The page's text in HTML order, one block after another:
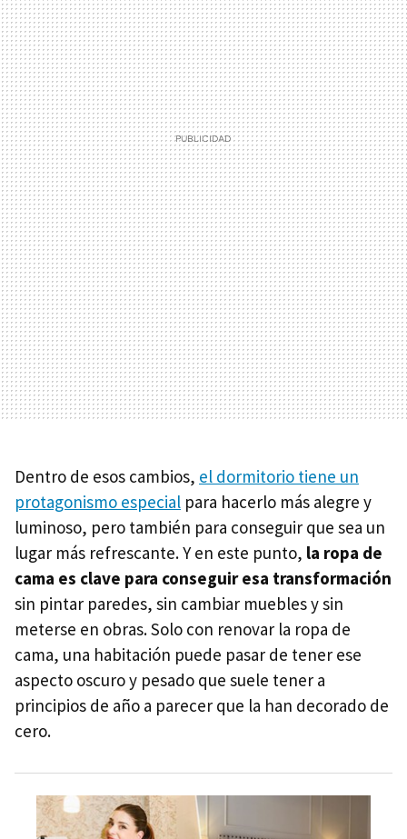
Dentro de esos cambios, el dormitorio tiene un
protagonismo especial para hacerlo más alegre y
luminoso, pero también para conseguir que sea un
lugar más refrescante. Y en este punto, la ropa de
cama es clave para conseguir esa transformación
sin pintar paredes, sin cambiar muebles y sin
meterse en obras. Solo con renovar la ropa de
cama, una habitación puede pasar de tener ese
aspecto oscuro y pesado que suele tener a
principios de año a parecer que la han decorado de
cero.